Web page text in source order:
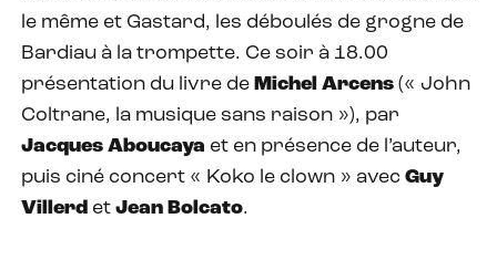
le même et Gastard, les déboulés de grogne de
Bardiau à la trompette. Ce soir à 18.00
présentation du livre de Michel Arcens (« John
Coltrane, la musique sans raison »), par
Jacques Aboucaya et en présence de l’auteur,
puis ciné concert « Koko le clown » avec Guy
Villerd et Jean Bolcato.